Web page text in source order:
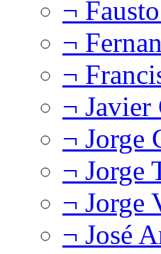
¬
¬
¬
¬ Javier
¬ Jorge
¬ Jorge
¬ Jorge
¬ José